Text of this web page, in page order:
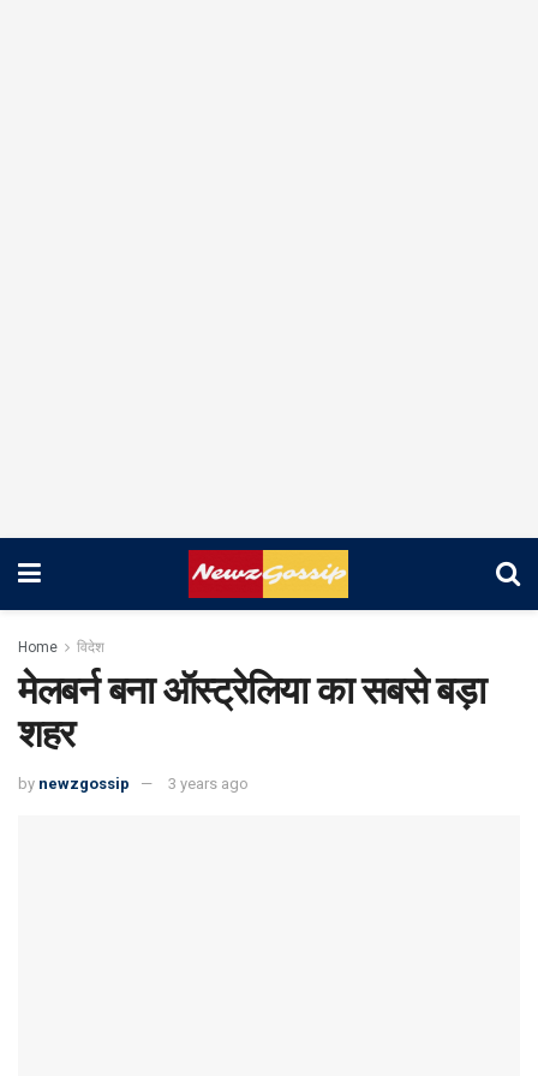
Home विदेश
मेलबर्न बना ऑस्ट्रेलिया का सबसे बड़ा
शहर
by newzgossip 3 years ago